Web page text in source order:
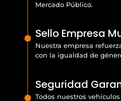
Mercado Público.
Sello Empresa
Nuestra empresa
con la igualdad de
Seguridad
Todos nuestros